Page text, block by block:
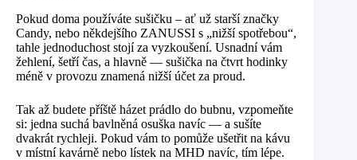
Pokud doma používáte sušičku – ať už starší značky
Candy, nebo někdejšího ZANUSSI s „nižší spotřebou“,
tahle jednoduchost stojí za vyzkoušení. Usnadní vám
žehlení, šetří čas, a hlavně — sušička na čtvrt hodinky
méně v provozu znamená nižší účet za proud.
Tak až budete příště házet prádlo do bubnu, vzpomeňte
si: jedna suchá bavlněná osuška navíc — a sušíte
dvakrát rychleji. Pokud vám to pomůže ušetřit na kávu
v místní kavárně nebo lístek na MHD navíc, tím lépe.